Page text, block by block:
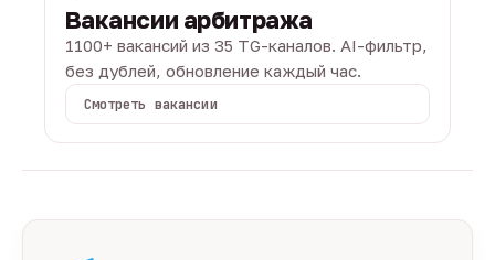
Вакансии арбитража
1100+ вакансий из 35 TG-каналов. AI-фильтр,
без дублей, обновление каждый час.
Смотреть вакансии